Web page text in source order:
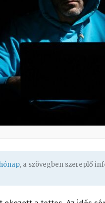
, a szövegben szereplő